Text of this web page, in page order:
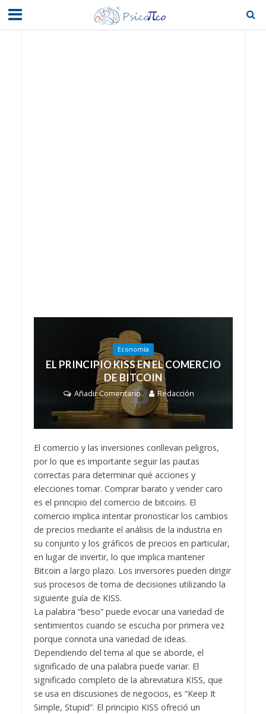
Economía
EL PRINCIPIO KISS EN EL COMERCIO
DE BITCOIN
Añadir Comentario Redacción
El comercio y las inversiones conllevan peligros,
por lo que es importante seguir las pautas
correctas para determinar qué acciones y
elecciones tomar. Comprar barato y vender caro
es el principio del comercio de bitcoins. El
comercio implica intentar pronosticar los cambios
de precios mediante el análisis de la industria en
su conjunto y los gráficos de precios en particular,
en lugar de invertir, lo que implica mantener
Bitcoin a largo plazo. Los inversores pueden dirigir
sus procesos de toma de decisiones utilizando la
siguiente guía de KISS.
La palabra “beso” puede evocar una variedad de
sentimientos cuando se escucha por primera vez
porque connota una variedad de ideas.
Dependiendo del tema al que se aborde, el
significado de una palabra puede variar. El
significado completo de la abreviatura KISS, que
se usa en discusiones de negocios, es “Keep It
Simple, Stupid”. El principio KISS ofreció un